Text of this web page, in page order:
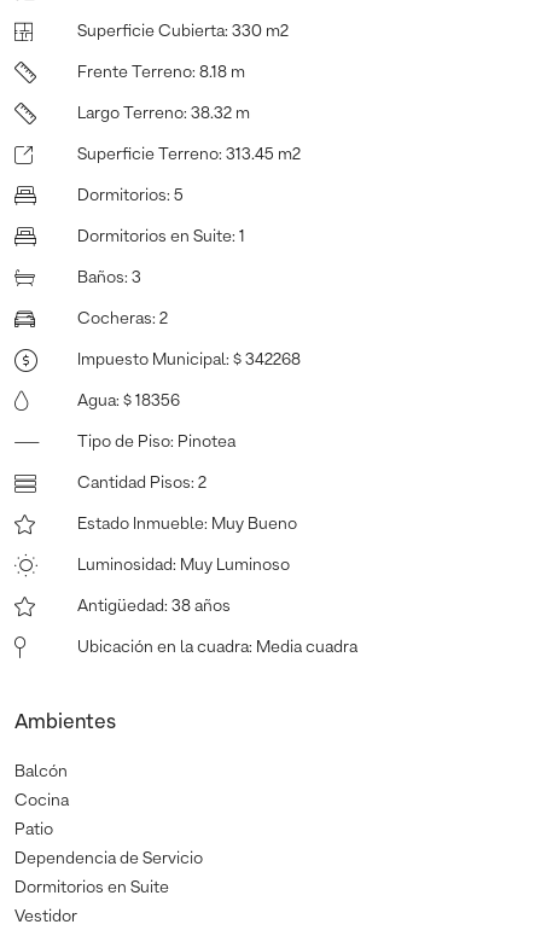
Superficie Cubierta: 330 m2
Frente Terreno: 8.18 m
Largo Terreno: 38.32 m
Superficie Terreno: 313.45 m2
Dormitorios: 5
Dormitorios en Suite: 1
Baños: 3
Cocheras: 2
Impuesto Municipal : $ 342268
Agua: $ 18356
Tipo de Piso: Pinotea
Cantidad Pisos: 2
Estado Inmueble: Muy Bueno
Luminosidad: Muy Luminoso
Antigüedad: 38 años
Ubicación en la cuadra: Media cuadra
Ambientes
Balcón
Cocina
Patio
Dependencia de Servicio
Dormitorios en Suite
Vestidor